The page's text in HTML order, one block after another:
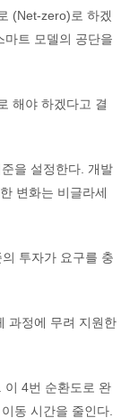
(Net-zero)로 하겠
트 모델의 공단을
해야 하겠다고 결
을 설정한다. 개발
변화는 비글라세
투자가 요구를 충
과정에 무려 지원한
이 4번 순환도로 완
동 시간을 줄인다.